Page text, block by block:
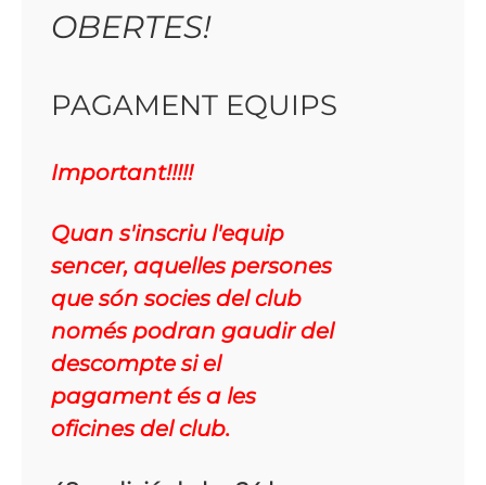
OBERTES!
PAGAMENT EQUIPS
Important!!!!!
Quan s'inscriu l'equip
sencer, aquelles persones
que són socies del club
només podran gaudir del
descompte si el
pagament és a les
oficines del club.